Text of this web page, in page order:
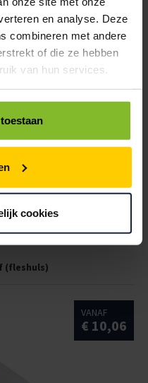
en analyse. Deze
combineren met andere
of die ze hebben
van hun services.
cookies
(fleshuls)
VANAF
€ 480,00
VANAF
€ 10,06